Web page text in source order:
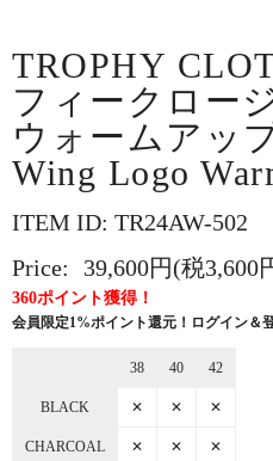
TROPHY
フィークロー
ウォームアッ
Wing Logo
ITEM ID: TR24AW-502
Price:
39,600円(税3,600
360ポイント獲得！
会員限定1%ポイント還元！ログイン＆
38 40 42
BLACK ✕ ✕ ✕
CHARCOAL ✕ ✕ ✕